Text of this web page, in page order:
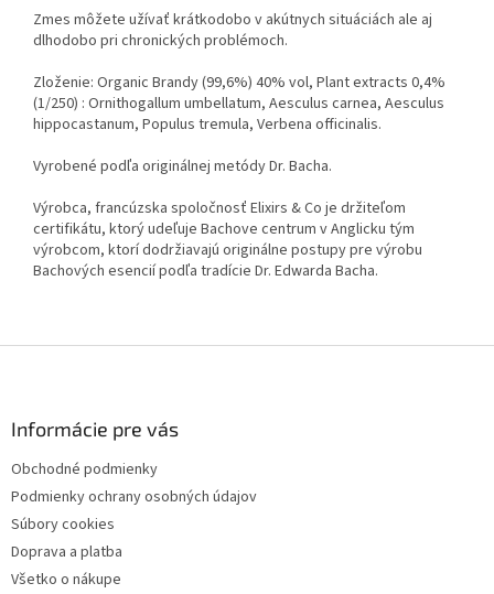
Zmes môžete užívať krátkodobo v akútnych situáciách ale aj
dlhodobo pri chronických problémoch.
Zloženie: Organic Brandy (99,6%) 40% vol, Plant extracts 0,4%
(1/250) : Ornithogallum umbellatum, Aesculus carnea, Aesculus
hippocastanum, Populus tremula, Verbena officinalis.
Vyrobené podľa originálnej metódy Dr. Bacha.
Výrobca, francúzska spoločnosť Elixirs & Co je držiteľom
certifikátu, ktorý udeľuje Bachove centrum v Anglicku tým
výrobcom, ktorí dodržiavajú originálne postupy pre výrobu
Bachových esencií podľa tradície Dr. Edwarda Bacha.
Informácie pre vás
Obchodné podmienky
Podmienky ochrany osobných údajov
Súbory cookies
Doprava a platba
Všetko o nákupe